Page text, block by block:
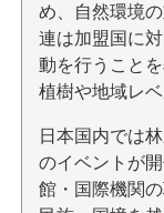
め、自然環境
連は加盟国に
動を行うこと
植樹や地域レ
日本国内では
のイベントが
館・国際機関